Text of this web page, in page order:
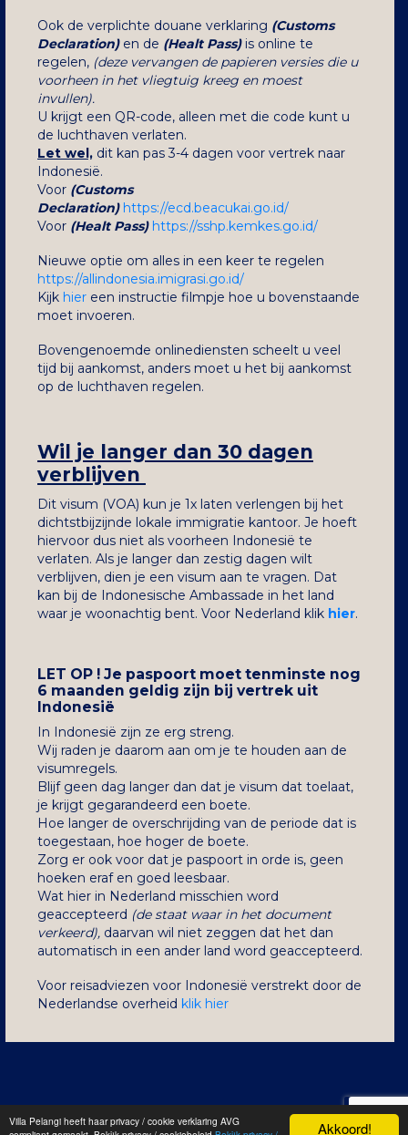
Akkoord!
Villa Pelangi heeft haar privacy / cookie verklaring AVG
Ook de verplichte douane verklaring (Customs
Declaration)en de (Healt Pass)is online te
regelen, (deze vervangen de papieren versies die u
voorheen in het vliegtuig kreeg en moest
invullen).
U krijgt een QR-code, alleen met die code kunt u
de luchthaven verlaten.
Let wel, dit kan pas 3-4 dagen voor vertrek naar
Indonesië.
Voor (Customs
Declaration) https://ecd.beacukai.go.id/
Voor (Healt Pass) https://sshp.kemkes.go.id/
Nieuwe optie om alles in een keer te regelen
https://allindonesia.imigrasi.go.id/
Kijk hier een instructie filmpje hoe u bovenstaande
moet invoeren.
Bovengenoemde onlinediensten scheelt u veel
tijd bij aankomst, anders moet u het bij aankomst
op de luchthaven regelen.
Wil je langer dan 30 dagen
verblijven
Dit visum (VOA) kun je 1x laten verlengen bij het
dichtstbijzijnde lokale immigratie kantoor. Je hoeft
hiervoor dus niet als voorheen Indonesië te
verlaten. Als je langer dan zestig dagen wilt
verblijven, dien je een visum aan te vragen. Dat
kan bij de Indonesische Ambassade in het land
waar je woonachtig bent. Voor Nederland klik hier.
LET OP ! Je paspoort moet tenminste nog
6 maanden geldig zijn bij vertrek uit
Indonesië
In Indonesië zijn ze erg streng.
Wij raden je daarom aan om je te houden aan de
visumregels.
Blijf geen dag langer dan dat je visum dat toelaat,
je krijgt gegarandeerd een boete.
Hoe langer de overschrijding van de periode dat is
toegestaan, hoe hoger de boete.
Zorg er ook voor dat je paspoort in orde is, geen
hoeken eraf en goed leesbaar.
Wat hier in Nederland misschien word
geaccepteerd (de staat waar in het document
verkeerd), daarvan wil niet zeggen dat het dan
automatisch in een ander land word geaccepteerd.
Voor reisadviezen voor Indonesië verstrekt door de
Nederlandse overheid klik hier